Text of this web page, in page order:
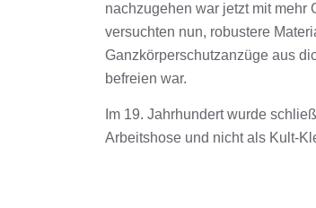
nachzugehen war jetzt mit mehr
versuchten nun, robustere
Ganzkörperschutzanzüge aus
befreien war.
Im 19. Jahrhundert wurde
Arbeitshose und nicht als Kult-